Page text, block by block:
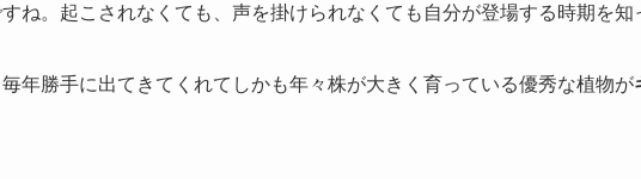
ね。起こされなくても、声を掛けられなくても自分が登場する時期を知
年勝手に出てきてくれてしかも年々株が大きく育っている優秀な植物が